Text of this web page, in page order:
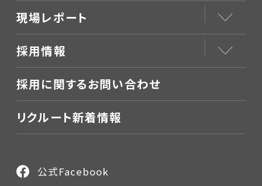
現場レポート
採用情報
採用に関するお問い合わせ
リクルート新着情報
公式Facebook